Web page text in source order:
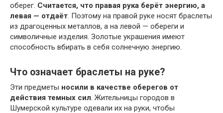
оберег. Считается, что правая рука берёт энергию, а
левая — отдаёт. Поэтому на правой руке носят браслеты
из драгоценных металлов, а на левой — обереги и
символичные изделия. Золотые украшения имеют
способность вбирать в себя солнечную энергию.
Что означает браслеты на руке?
Эти предметы носили в качестве оберегов от
действия темных сил. Жительницы городов в
Шумерской культуре одевали их на руки, чтобы